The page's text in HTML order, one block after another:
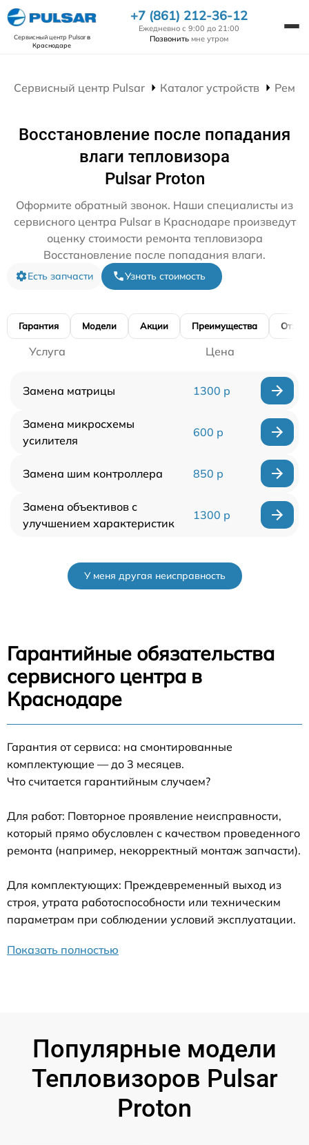
Сервисный центр Pulsarв
Краснодаре
+7 (861) 212-36-12
Ежедневно с 9:00 до 21:00
Позвонить мне утром
Сервисный центр Pulsar Каталог устройств
Восстановление после попадания
влаги тепловизора
Pulsar Proton
Оформите обратный звонок. Наши специалисты из
сервисного центра Pulsar в Краснодаре произведут
оценку стоимости ремонта тепловизора
Восстановление после попадания влаги.
Есть запчасти Узнать стоимость
Гарантия Модели Акции Преимущества
Услуга Цена
Замена матрицы 1300 р
Замена микросхемы
усилителя
600 р
Замена шим контроллера 850 р
Замена объективов с
улучшением характеристик
1300 р
У меня другая неисправность
Гарантийные обязательства
сервисного центра в
Краснодаре
Гарантия от сервиса: на смонтированные
комплектующие — до 3 месяцев.
Что считается гарантийным случаем?
Для работ: Повторное проявление неисправности,
который прямо обусловлен с качеством проведенного
ремонта (например, некорректный монтаж запчасти).
Для комплектующих: Преждевременный выход из
строя, утрата работоспособности или техническим
параметрам при соблюдении условий эксплуатации.
Показать полностью
Популярные модели
Тепловизоров Pulsar
Proton